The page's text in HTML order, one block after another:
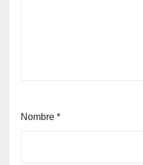
Nombre *